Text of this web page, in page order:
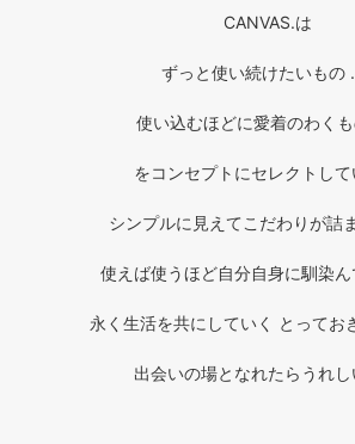
CANVAS.は
ずっと使い続けたいもの
使い込むほどに愛着のわく
をコンセプトにセレクトして
シンプルに見えてこだわりが詰
使えば使うほど自分自身に馴染
永く生活を共にしていく とってお
出会いの場となれたらうれし